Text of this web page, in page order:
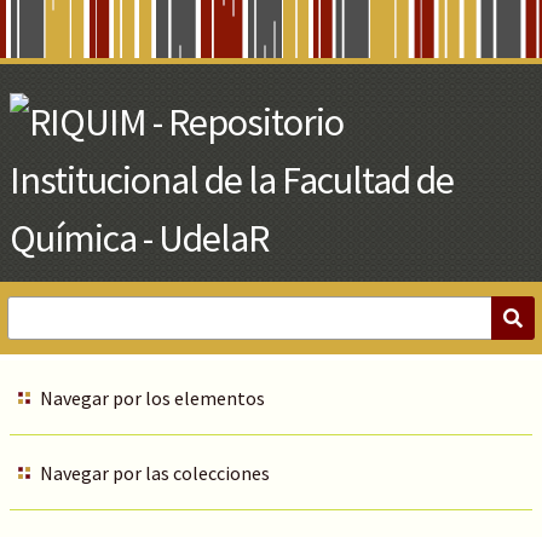
Main
Content
Navegar por los elementos
Navegar por las colecciones